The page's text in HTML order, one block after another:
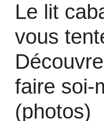
Le lit
vous
faire soi-
(photos)